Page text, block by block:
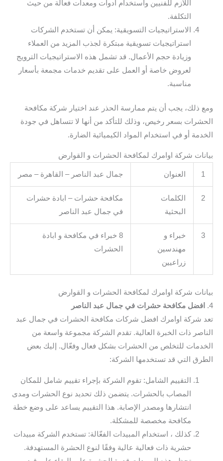
اللازم للفنيين واستخدام أدوات ومعدات فعالة من حيث
التكلفة.
الاستراتيجيات التسويقية: يمكن أن تستخدم الشركات
استراتيجيات تسويقية مبتكرة لجذب المزيد من العملاء
وزيادة حجم الأعمال. قد تشمل هذه الاستراتيجيات الترويج
لعروض خاصة أو العمل على تقديم خدمات مجمعة بأسعار
مناسبة.
ومع ذلك، يجب أن يتم ممارسة الحذر عند اختيار شركة مكافحة
الحشرات بسعر رخيص، وذلك للتأكد من أنها لا تتساهل في جودة
الخدمة أو في استخدام المواد الكيميائية الضارة.
بيانات شركة اوامرك لمكافحة الحشرات و القوارض
1 العنوان جمال عبد الناصر – القاهرة – مصر
2
الكلمات
البحثية
مكافحة حشرات – ابادة حشرات
في جمال عبد الناصر
3
خبراء و
مهندسين
زراعيين
8 خبراء في مكافحة و ابادة
الحشرات
بيانات شركة اوامرك لمكافحة الحشرات و القوارض
4.
افضل مكافحة حشرات في جمال عبد الناصر
تعد شركة اوامرك افضل شركات مكافحة الحشرات في جمال عبد
الناصر ذات الخبرة العالية. تقدم الشركة مجموعة واسعة من
الخدمات للتخلص من الحشرات بشكل فعال وفعّال. إليك بعض
الطرق التي قد تستخدمها الشركة:
التقييم الشامل: تقوم الشركة بإجراء تقييم شامل للمكان
المصاب بالحشرات. يتضمن ذلك تحديد نوع الحشرات ومدى
انتشارها ومصدر الإصابة. هذا التقييم يساعد على وضع خطة
مكافحة مخصصة للمشكلة.
كذلك ، استخدام المبيدات الفعّالة: تستخدم الشركة مبيدات
حشرية ذات فعالية عالية وفقًا لنوع الحشرة المستهدفة.